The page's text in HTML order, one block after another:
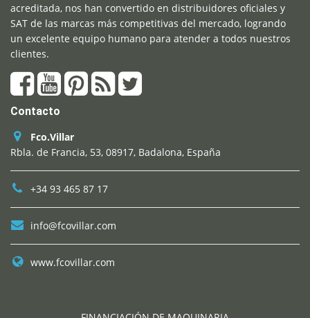
acreditada, nos han convertido en distribuidores oficiales y
SAT de las marcas más competitivas del mercado, logrando
un excelente equipo humano para atender a todos nuestros
clientes.
Contacto
Fco.Villar
Rbla. de Francia, 53, 08917, Badalona, España
+34 93 465 87 17
info@fcovillar.com
www.fcovillar.com